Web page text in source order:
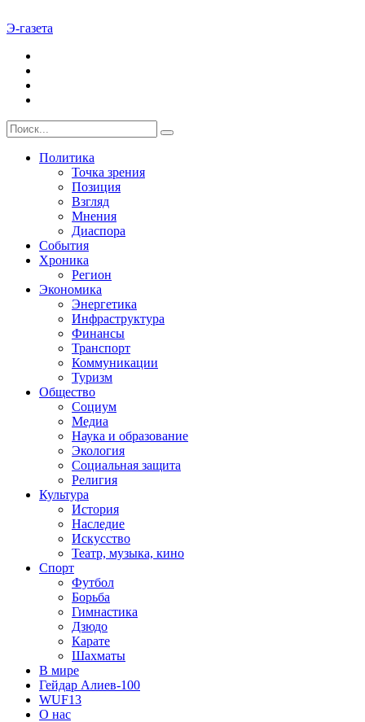
Э-газета
Политика
Точка зрения
Позиция
Взгляд
Мнения
Диаспора
События
Хроника
Регион
Экономика
Энергетика
Инфраструктура
Финансы
Транспорт
Коммуникации
Туризм
Общество
Социум
Медиа
Наука и образование
Экология
Социальная защита
Религия
Культура
История
Наследие
Искусство
Театр, музыка, кино
Спорт
Футбол
Борьба
Гимнастика
Дзюдо
Карате
Шахматы
В мире
Гейдар Алиев-100
WUF13
О нас